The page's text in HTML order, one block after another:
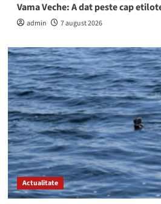
Vama Veche: A dat peste cap
admin 7 august 2026
Actualitate